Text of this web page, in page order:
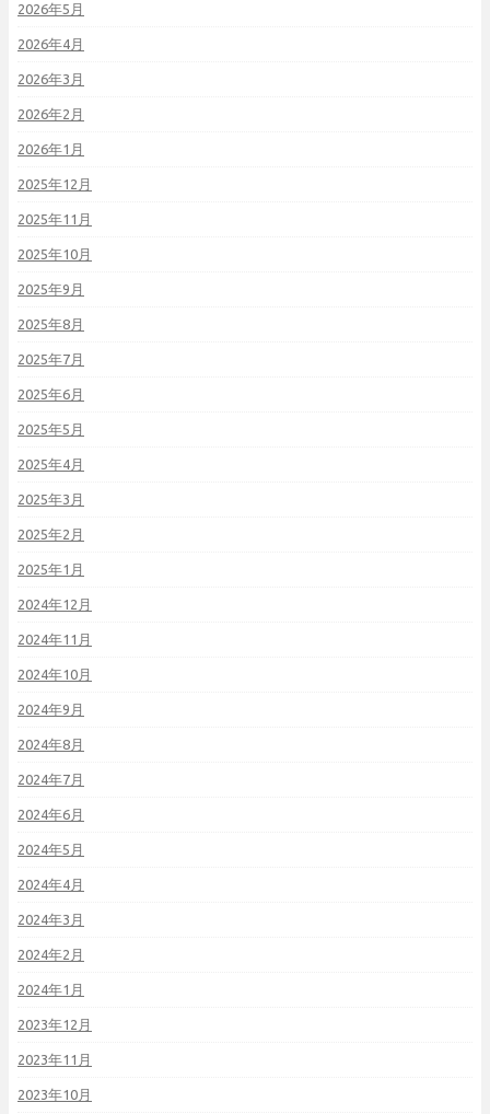
2026年5月
2026年4月
2026年3月
2026年2月
2026年1月
2025年12月
2025年11月
2025年10月
2025年9月
2025年8月
2025年7月
2025年6月
2025年5月
2025年4月
2025年3月
2025年2月
2025年1月
2024年12月
2024年11月
2024年10月
2024年9月
2024年8月
2024年7月
2024年6月
2024年5月
2024年4月
2024年3月
2024年2月
2024年1月
2023年12月
2023年11月
2023年10月